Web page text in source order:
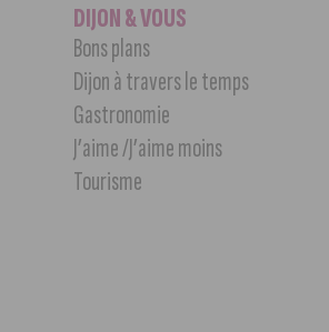
DIJON & VOUS
Bons plans
Dijon à travers le temps
Gastronomie
J’aime /J’aime moins
Tourisme